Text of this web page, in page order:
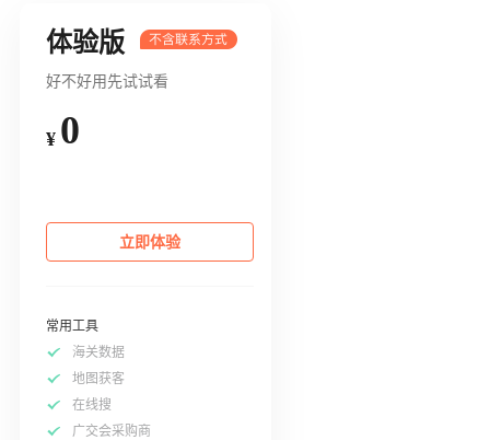
体验版
好不好用先试试看
¥ 0
立即体验
常用工具
海关数据
地图获客
在线搜
广交会采购商